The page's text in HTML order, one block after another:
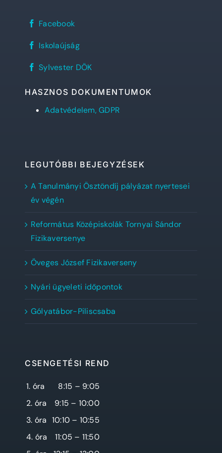
Sylvester
János
Gimnázium
facebook
Facebook
REFlex,
diáklapja
Iskolaújság
Sylvester
DÖK
oldala
Sylvester DÖK
HASZNOS DOKUMENTUMOK
Adatvédelem, GDPR
LEGUTÓBBI BEJEGYZÉSEK
A Tanulmányi Ösztöndíj pályázat nyertesei
év végén
Református Középiskolák Tornyai Sándor
Fizikaversenye
Öveges József Fizikaverseny
Nyári ügyeleti időpontok
Gólyatábor-Piliscsaba
CSENGETÉSI REND
1. óra
8:15 – 9:05
2. óra
9:15 – 10:00
3. óra 10:10 – 10:55
4. óra
11:05 – 11:50